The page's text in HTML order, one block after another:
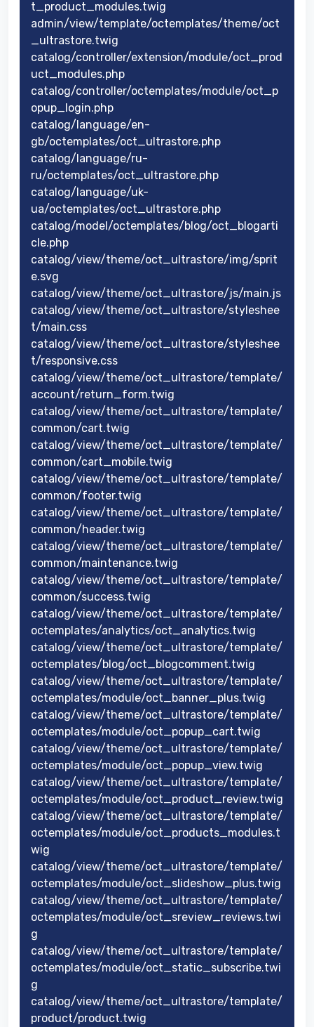
t_product_modules.twig
admin/view/template/octemplates/theme/oct
_ultrastore.twig
catalog/controller/extension/module/oct_prod
uct_modules.php
catalog/controller/octemplates/module/oct_p
opup_login.php
catalog/language/en-
gb/octemplates/oct_ultrastore.php
catalog/language/ru-
ru/octemplates/oct_ultrastore.php
catalog/language/uk-
ua/octemplates/oct_ultrastore.php
catalog/model/octemplates/blog/oct_blogarti
cle.php
catalog/view/theme/oct_ultrastore/img/sprit
e.svg
catalog/view/theme/oct_ultrastore/js/main.js
catalog/view/theme/oct_ultrastore/styleshee
t/main.css
catalog/view/theme/oct_ultrastore/styleshee
t/responsive.css
catalog/view/theme/oct_ultrastore/template/
account/return_form.twig
catalog/view/theme/oct_ultrastore/template/
common/cart.twig
catalog/view/theme/oct_ultrastore/template/
common/cart_mobile.twig
catalog/view/theme/oct_ultrastore/template/
common/footer.twig
catalog/view/theme/oct_ultrastore/template/
common/header.twig
catalog/view/theme/oct_ultrastore/template/
common/maintenance.twig
catalog/view/theme/oct_ultrastore/template/
common/success.twig
catalog/view/theme/oct_ultrastore/template/
octemplates/analytics/oct_analytics.twig
catalog/view/theme/oct_ultrastore/template/
octemplates/blog/oct_blogcomment.twig
catalog/view/theme/oct_ultrastore/template/
octemplates/module/oct_banner_plus.twig
catalog/view/theme/oct_ultrastore/template/
octemplates/module/oct_popup_cart.twig
catalog/view/theme/oct_ultrastore/template/
octemplates/module/oct_popup_view.twig
catalog/view/theme/oct_ultrastore/template/
octemplates/module/oct_product_review.twig
catalog/view/theme/oct_ultrastore/template/
octemplates/module/oct_products_modules.t
wig
catalog/view/theme/oct_ultrastore/template/
octemplates/module/oct_slideshow_plus.twig
catalog/view/theme/oct_ultrastore/template/
octemplates/module/oct_sreview_reviews.twi
g
catalog/view/theme/oct_ultrastore/template/
octemplates/module/oct_static_subscribe.twi
g
catalog/view/theme/oct_ultrastore/template/
product/product.twig